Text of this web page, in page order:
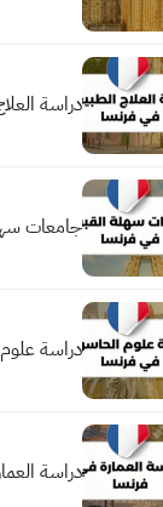
دراسة
جامعات
دراسة
دراسة